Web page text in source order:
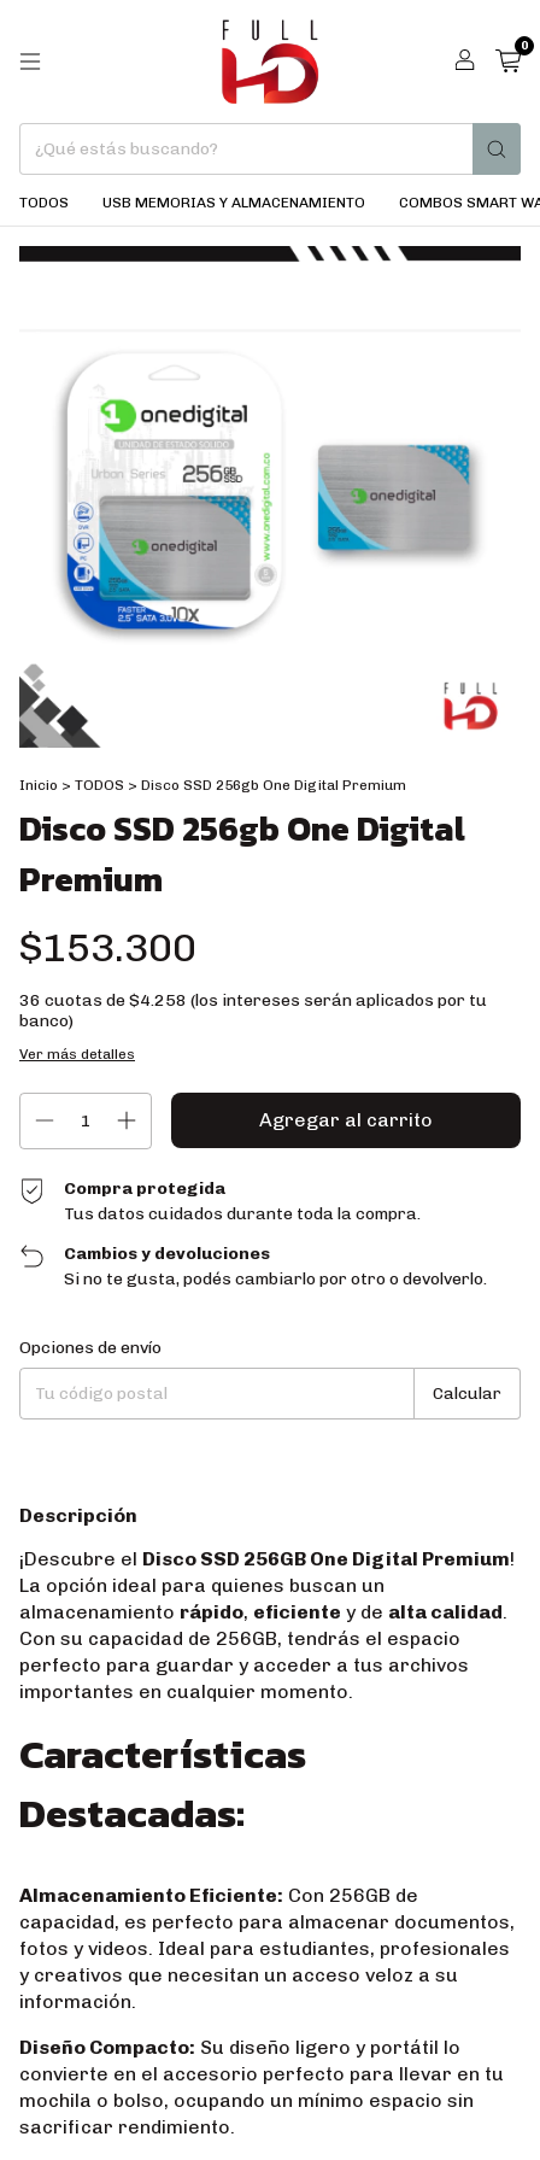
0
TODOS USB MEMORIAS Y ALMACENAMIENTO COMBOS SMART
Inicio > TODOS > Disco SSD 256gb One Digital Premium
Disco SSD 256gb One Digital
Premium
$153.300
36 cuotas de$4.258 (los intereses serán aplicados por tu
banco)
Ver más detalles
Compra protegida
Tus datos cuidados durante toda la compra.
Cambios y devoluciones
Si no te gusta, podés cambiarlo por otro o devolverlo.
Entregas para el CP:
Opciones de envío
Calcular
Descripción
¡Descubre el Disco SSD 256GB One Digital Premium!
La opción ideal para quienes buscan un
almacenamiento rápido, eficiente y de alta calidad.
Con su capacidad de 256GB, tendrás el espacio
perfecto para guardar y acceder a tus archivos
importantes en cualquier momento.
Características
Destacadas:
Almacenamiento Eficiente: Con 256GB de
capacidad, es perfecto para almacenar documentos,
fotos y videos. Ideal para estudiantes, profesionales
y creativos que necesitan un acceso veloz a su
información.
Diseño Compacto: Su diseño ligero y portátil lo
convierte en el accesorio perfecto para llevar en tu
mochila o bolso, ocupando un mínimo espacio sin
sacrificar rendimiento.